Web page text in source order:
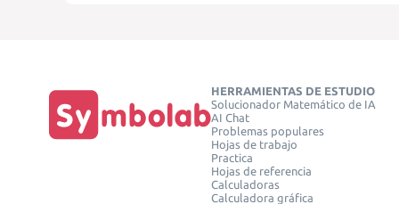
HERRAMIENTAS DE ESTUDIO
Solucionador Matemático de IA
AI Chat
Problemas populares
Hojas de trabajo
Practica
Hojas de referencia
Calculadoras
Calculadora gráfica